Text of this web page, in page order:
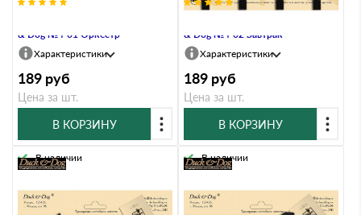
& Dog №4-01 Оркестр
Характеристики
189 руб
Цена за шт.
В КОРЗИНУ
& Dog №4-02 Завтрак
Характеристики
189 руб
Цена за шт.
В КОРЗИНУ
В наличии В наличии